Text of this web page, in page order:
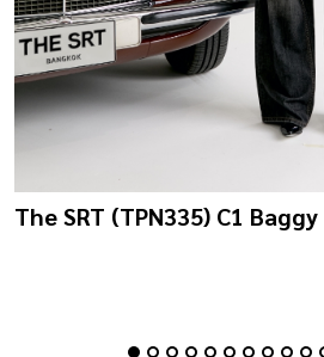
The SRT (TPN335) C1